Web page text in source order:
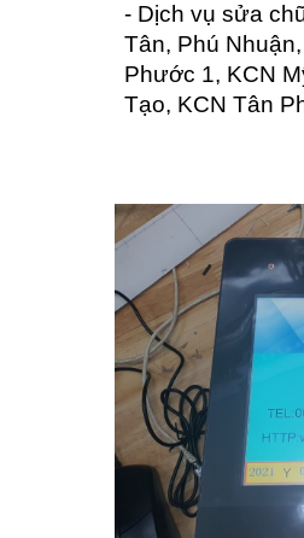
- Dịch vụ sửa
Tân, Phú
Phước 1, KCN
Tạo, KCN Tân